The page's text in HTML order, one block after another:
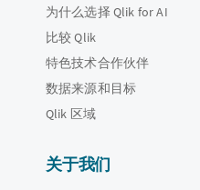
为什么选择 Qlik for AI
比较 Qlik
特色技术合作伙伴
数据来源和目标
Qlik 区域
关于我们